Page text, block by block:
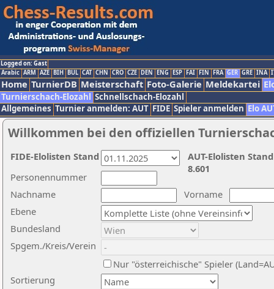
Logged on: Gast
Arabic ARM AZE BIH BUL CAT CHN CRO CZE DEN ENG ESP FAI FIN FRA GER GRE INA
Home TurnierDB Meisterschaft Foto-Galerie Meldekartei
Turnierschach-Elozahl Schnellschach-Elozahl
Allgemeines Turnier anmelden: AUT FIDE Spieler anmelden Elo
Willkommen bei den offiziellen
Nachname
Vorname
Ebene
Sortierung
Personennummer
Bundesland
Spgem./Kreis/Verein
Nur "österreichische" Spieler
AUT-Elolisten
8.601
FIDE-Elolisten Stand